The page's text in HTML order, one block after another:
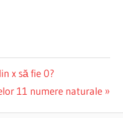
x să fie 0?
11 numere naturale